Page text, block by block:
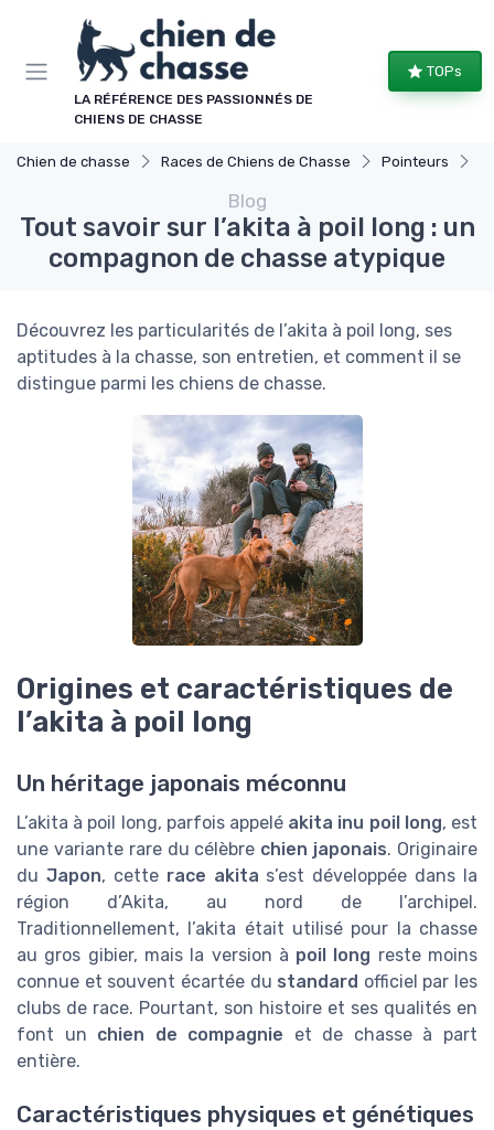
LA RÉFÉRENCE DES PASSIONNÉS DE
CHIENS DE CHASSE
TOPs
Chien de chasse Races de Chiens de Chasse Pointeurs
Blog
Tout savoir sur l’akita à poil long : un
compagnon de chasse atypique
Découvrez les particularités de l’akita à poil long, ses
aptitudes à la chasse, son entretien, et comment il se
distingue parmi les chiens de chasse.
Origines et caractéristiques de
l’akita à poil long
Un héritage japonais méconnu
L’akita à poil long, parfois appelé akita inu poil long, est
une variante rare du célèbre chien japonais. Originaire
du Japon, cette race akita s’est développée dans la
région d’Akita, au nord de l’archipel.
Traditionnellement, l’akita était utilisé pour la chasse
au gros gibier, mais la version à poil long reste moins
connue et souvent écartée du standard officiel par les
clubs de race. Pourtant, son histoire et ses qualités en
font un chien de compagnie et de chasse à part
entière.
Caractéristiques physiques et génétiques
Panneau de gestion des cookies